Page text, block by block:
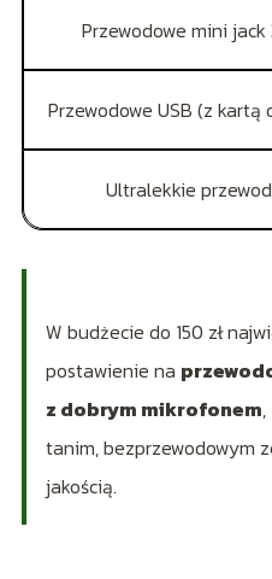
Przewodowe mini jack
Przewodowe USB (z kartą
Ultralekkie
W budżecie do 150 zł
postawienie na
z dobrym mikrofonem
tanim, bezprzewodowym
jakością.